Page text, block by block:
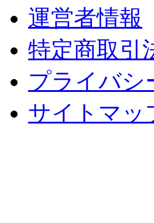
運営者情報
特定商取引
プライバシ
サイトマッ